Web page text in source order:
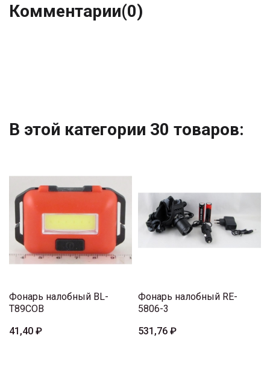
Комментарии(0)
В этой категории 30 товаров:
Фонарь налобный BL-
T89COB
41,40 ₽
Фонарь налобный RE-
5806-3
531,76 ₽